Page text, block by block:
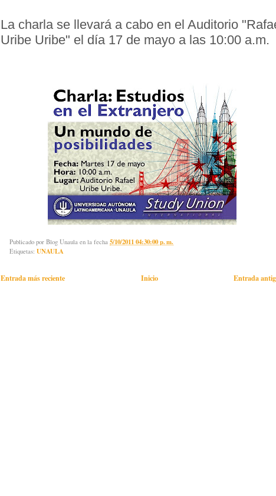
La charla se llevará a cabo en el Auditorio
Uribe Uribe" el día 17 de mayo a las 10:00 a.m.
Publicado por Blog Unaula en la fecha 5/10/2011 04:30:00 p. m.
Etiquetas: UNAULA
Entrada más reciente Entrada
Inicio